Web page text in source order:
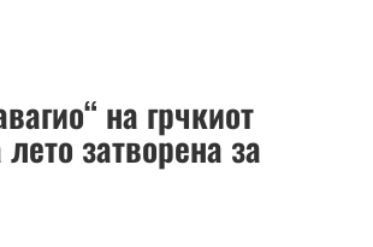
на грчкиот
затворена за